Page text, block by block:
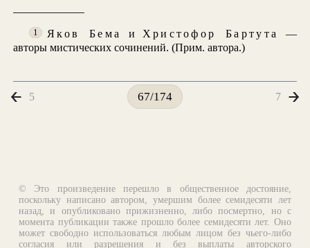
1 Яков Бема и Христофор Бартута
—
авторы мистических сочинений. (Прим. автора.)
5 67/174 7
© Это произведение перешло в общественное достояние,
поскольку написано автором, умершим более семидесяти лет
назад, и опубликовано прижизненно, либо посмертно, но с
момента публикации также прошло более семидесяти лет. Оно
может свободно использоваться любым лицом без чьего-либо
согласия или разрешения и без выплаты авторского